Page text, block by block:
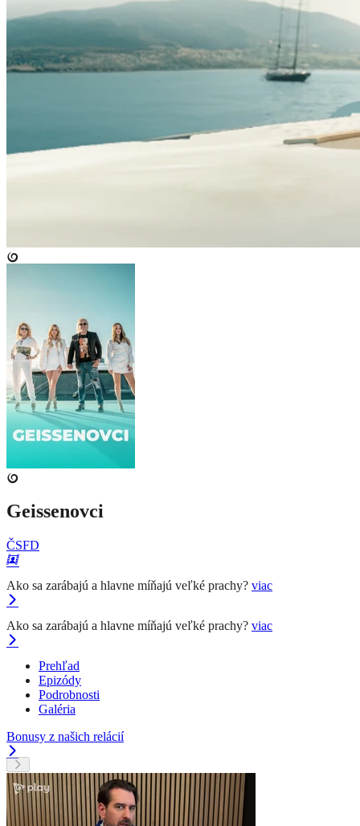
Geissenovci
ČSFD
Ako sa zarábajú a hlavne míňajú veľké prachy? viac
Ako sa zarábajú a hlavne míňajú veľké prachy? viac
Prehľad
Epizódy
Podrobnosti
Galéria
Bonusy z našich relácií